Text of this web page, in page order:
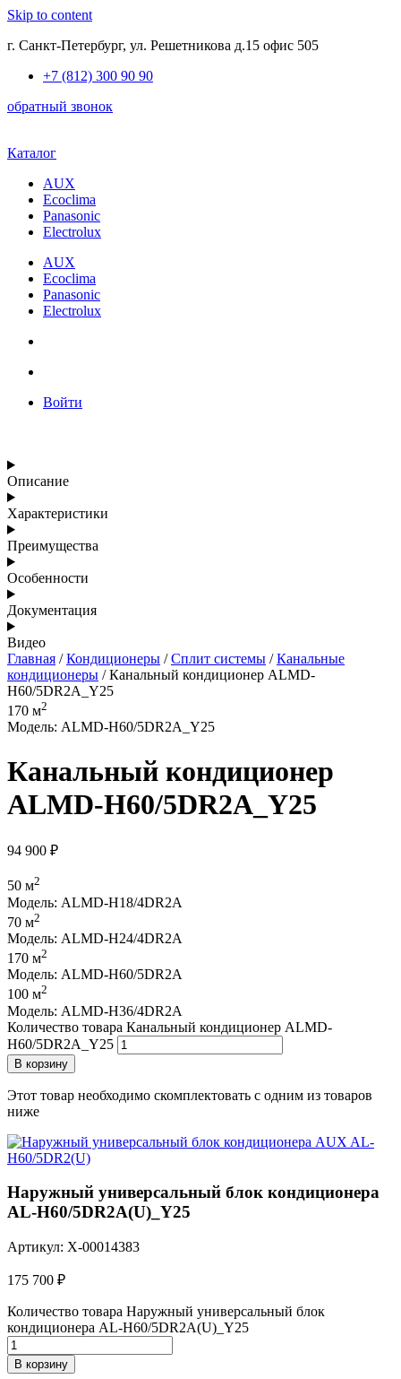
Skip to content
г. Санкт-Петербург, ул. Решетникова д.15 офис 505
+7 (812) 300 90 90
обратный звонок
Каталог
AUX
Ecoclima
Panasonic
Electrolux
AUX
Ecoclima
Panasonic
Electrolux
Войти
Описание
Характеристики
Преимущества
Особенности
Документация
Видео
Главная /Кондиционеры /Сплит системы /Канальные
кондиционеры / Канальный кондиционер ALMD-
H60/5DR2A_Y25
170 м2
Модель: ALMD-H60/5DR2A_Y25
Канальный кондиционер
ALMD-H60/5DR2A_Y25
94 900 ₽
50 м2
Модель: ALMD-H18/4DR2A
70 м2
Модель: ALMD-H24/4DR2A
170 м2
Модель: ALMD-H60/5DR2A
100 м2
Модель: ALMD-H36/4DR2A
Количество товара Канальный кондиционер ALMD-
H60/5DR2A_Y25
В корзину
Этот товар необходимо скомплектовать с одним из товаров
ниже
Наружный универсальный блок кондиционера
AL-H60/5DR2A(U)_Y25
Артикул: X-00014383
175 700 ₽
Количество товара Наружный универсальный блок
кондиционера AL-H60/5DR2A(U)_Y25
В корзину